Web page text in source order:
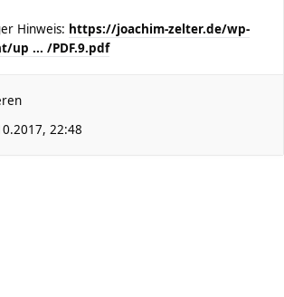
Hinweis: https://joachim-zelter.de/wp-
up ... /PDF.9.pdf
22:48